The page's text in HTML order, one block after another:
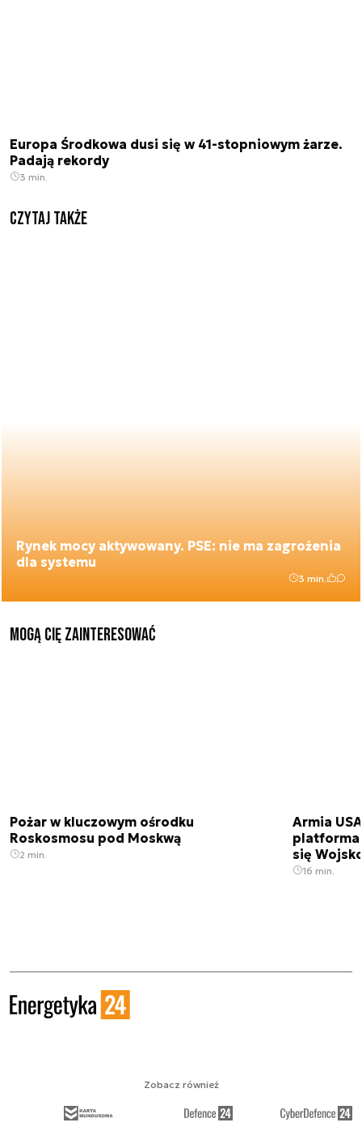
Europa Środkowa dusi się w 41-stopniowym żarze.
Padają rekordy
3 min.
Czytaj także
Rynek mocy aktywowany. PSE: nie ma zagrożenia
dla systemu
3 min.
Mogą Cię zainteresować
Pożar w kluczowym ośrodku
Roskosmosu pod Moskwą
2 min.
Armia
się
16 min.
Zobacz również